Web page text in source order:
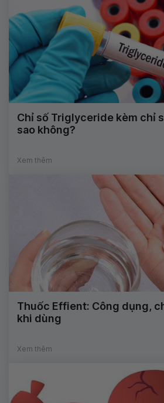
Chỉ số Triglyceride kèm chỉ
sao không?
Xem thêm
Thuốc Effient: Công dụng,
khi dùng
Xem thêm